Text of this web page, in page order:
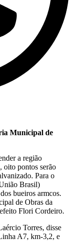
Municipal de
a região
oito pontos serão
Para o
Brasil)
bueiros armcos.
de Obras da
Flori Cordeiro.
Torres, disse
A7, km-3,2, e